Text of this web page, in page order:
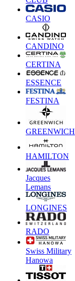
CASIO
CANDINO
CERTINA
ESSENCE
FESTINA
GREENWICH
HAMILTON
Jacques
Lemans
LONGINES
RADO
Swiss Military
Hanowa